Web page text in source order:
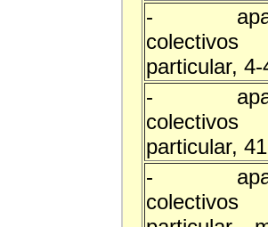
-
particular,
-
particular,
-